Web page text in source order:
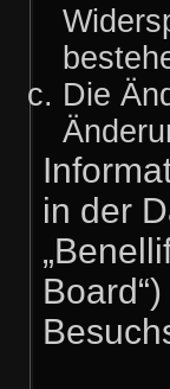
Die
in der